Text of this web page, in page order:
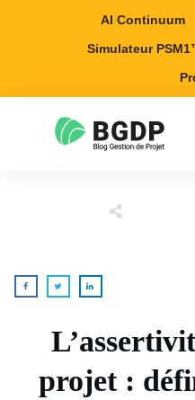
AI Continuum
Simulateur
projet :